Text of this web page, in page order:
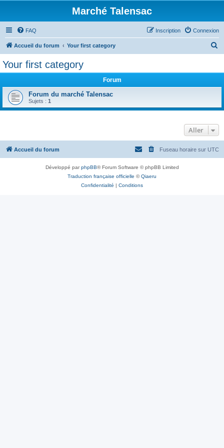
Marché Talensac
FAQ Connexion
Inscription
Accueil du forum Your first category
e
r
Your first category
Forum
Forum du marché Talensac
Sujets : 1
Aller
Accueil du forum Fuseau horaire sur UTC
Développé parphpBB® Forum Software © phpBB Limited
Traduction française officielle ©Qiaeru
Confidentialité | Conditions